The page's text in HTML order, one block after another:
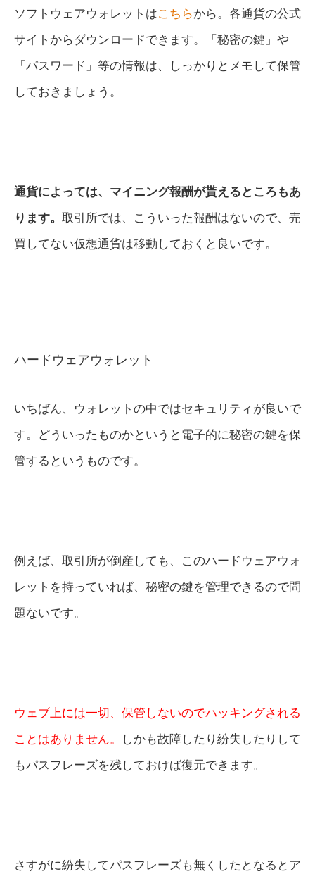
ソフトウェアウォレットはこちらから。各通貨の公式
サイトからダウンロードできます。「秘密の鍵」や
「パスワード」等の情報は、しっかりとメモして保管
しておきましょう。
通貨によっては、マイニング報酬が貰えるところもあ
ります。 取引所では、こういった報酬はないので、売
買してない仮想通貨は移動しておくと良いです。
ハードウェアウォレット
いちばん、ウォレットの中ではセキュリティが良いで
す。どういったものかというと電子的に秘密の鍵を保
管するというものです。
例えば、取引所が倒産しても、このハードウェアウォ
レットを持っていれば、秘密の鍵を管理できるので問
題ないです。
ウェブ上には一切、保管しないのでハッキングされる
ことはありません。
しかも故障したり紛失したりして
もパスフレーズを残しておけば復元できます。
さすがに紛失してパスフレーズも無くしたとなるとア